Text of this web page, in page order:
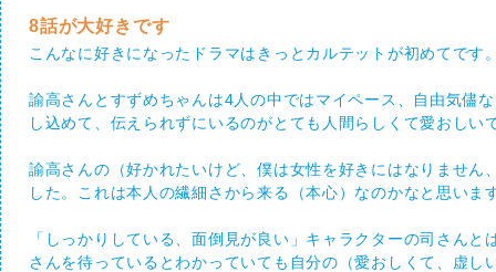
8話が大好きです
こんなに好きになったドラマはきっとカルテットが初めてです
諭高さんとすずめちゃんは4人の中ではマイペース、自由気儘
し込めて、伝えられずにいるのがとても人間らしくて愛おしい
諭高さんの（好かれたいけど、僕は女性を好きにはなりませ
した。これは本人の繊細さから来る（本心）なのかなと思いま
「しっかりしている、面倒見が良い」キャラクターの司さん
さんを待っているとわかっていても自分の（愛おしくて、虚